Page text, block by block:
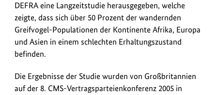
DEFRA eine Langzeitstudie herausgegeben, welche
zeigte, dass sich über 50 Prozent der wandernden
Greifvogel-Populationen der Kontinente Afrika, Europa
und Asien in einem schlechten Erhaltungszustand
befinden.
Die Ergebnisse der Studie wurden von Großbritannien
auf der 8. CMS-Vertragsparteienkonferenz 2005 in